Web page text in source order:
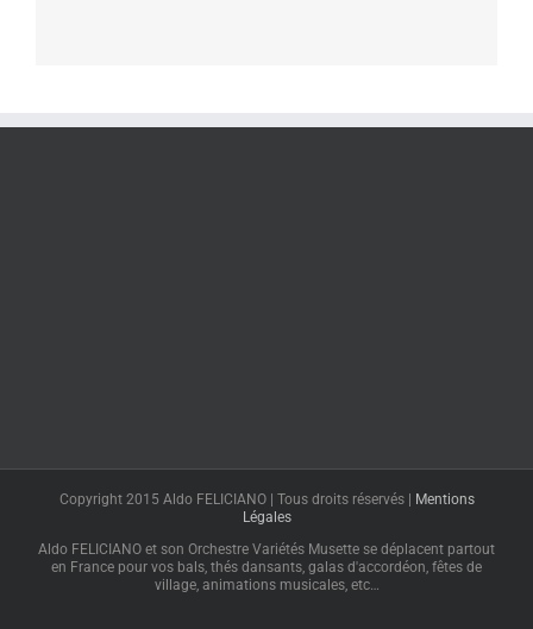
Copyright 2015 Aldo FELICIANO | Tous droits réservés |
Mentions
Légales
Aldo FELICIANO et son Orchestre Variétés Musette se déplacent partout
en France pour vos bals, thés dansants, galas d'accordéon, fêtes de
village, animations musicales, etc…